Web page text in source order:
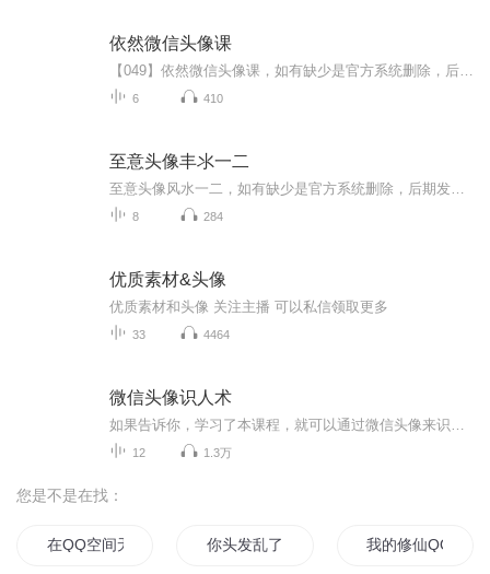
依然微信头像课
6 410
至意头像丰氺一二
8 284
优质素材&头像
优质素材和头像 关注主播 可以私信领取更多
33 4464
微信头像识人术
12 1.3万
您是不是在找：
在QQ空间无限冒险 你头发乱了 我的修仙QQ